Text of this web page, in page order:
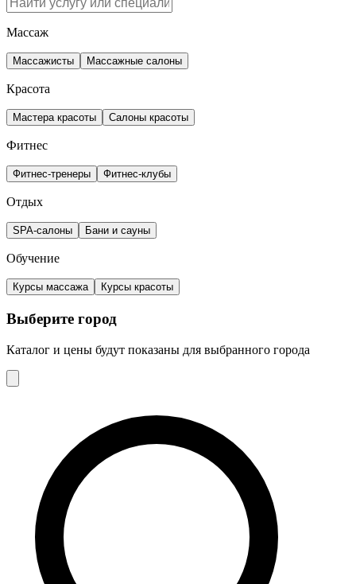
Массаж
Массажисты Массажные салоны
Красота
Мастера красоты Салоны красоты
Фитнес
Фитнес-тренеры Фитнес-клубы
Отдых
SPA-салоны Бани и сауны
Обучение
Курсы массажа Курсы красоты
Выберите город
Каталог и цены будут показаны для выбранного города